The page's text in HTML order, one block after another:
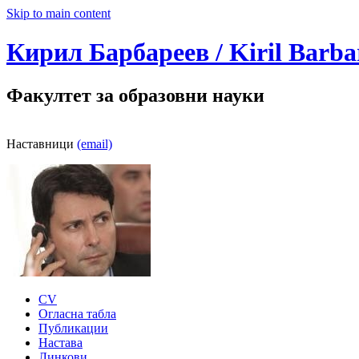
Skip to main content
Кирил Барбареев / Kiril
Факултет за образовни науки
Наставници (email)
CV
Огласна табла
Публикации
Настава